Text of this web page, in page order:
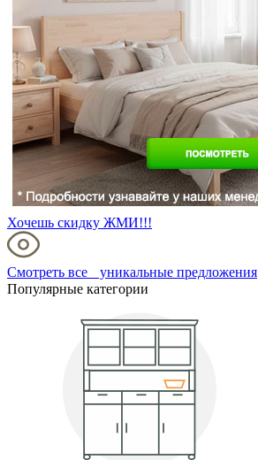
Хочешь скидку ЖМИ!!!
Смотреть все уникальные предложения
Популярные категории